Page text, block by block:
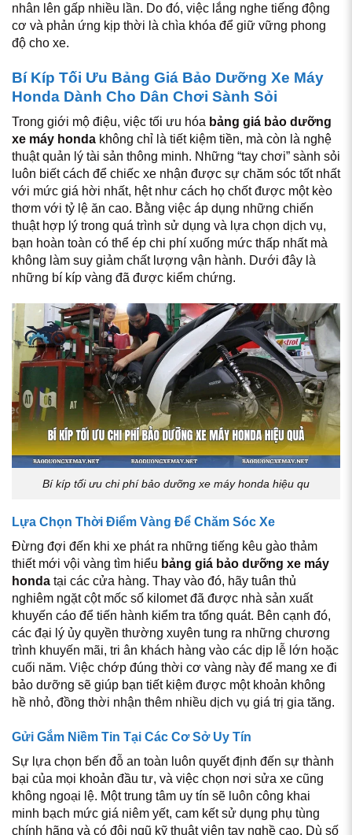
nhân lên gấp nhiều lần. Do đó, việc lắng nghe tiếng động
cơ và phản ứng kịp thời là chìa khóa để giữ vững phong
độ cho xe.
Bí Kíp Tối Ưu Bảng Giá Bảo Dưỡng Xe Máy
Honda Dành Cho Dân Chơi Sành Sỏi
Trong giới mộ điệu, việc tối ưu hóa bảng giá bảo dưỡng
xe máy honda không chỉ là tiết kiệm tiền, mà còn là nghệ
thuật quản lý tài sản thông minh. Những “tay chơi” sành sỏi
luôn biết cách để chiếc xe nhận được sự chăm sóc tốt nhất
với mức giá hời nhất, hệt như cách họ chốt được một kèo
thơm với tỷ lệ ăn cao. Bằng việc áp dụng những chiến
thuật hợp lý trong quá trình sử dụng và lựa chọn dịch vụ,
bạn hoàn toàn có thể ép chi phí xuống mức thấp nhất mà
không làm suy giảm chất lượng vận hành. Dưới đây là
những bí kíp vàng đã được kiểm chứng.
Bí kíp tối ưu chi phí bảo dưỡng xe máy honda hiệu qu
Lựa Chọn Thời Điểm Vàng Để Chăm Sóc Xe
Đừng đợi đến khi xe phát ra những tiếng kêu gào thảm
thiết mới vội vàng tìm hiểu bảng giá bảo dưỡng xe máy
honda tại các cửa hàng. Thay vào đó, hãy tuân thủ
nghiêm ngặt cột mốc số kilomet đã được nhà sản xuất
khuyến cáo để tiến hành kiểm tra tổng quát. Bên cạnh đó,
các đại lý ủy quyền thường xuyên tung ra những chương
trình khuyến mãi, tri ân khách hàng vào các dịp lễ lớn hoặc
cuối năm. Việc chớp đúng thời cơ vàng này để mang xe đi
bảo dưỡng sẽ giúp bạn tiết kiệm được một khoản không
hề nhỏ, đồng thời nhận thêm nhiều dịch vụ giá trị gia tăng.
Gửi Gắm Niềm Tin Tại Các Cơ Sở Uy Tín
Sự lựa chọn bến đỗ an toàn luôn quyết định đến sự thành
bại của mọi khoản đầu tư, và việc chọn nơi sửa xe cũng
không ngoại lệ. Một trung tâm uy tín sẽ luôn công khai
minh bạch mức giá niêm yết, cam kết sử dụng phụ tùng
chính hãng và có đội ngũ kỹ thuật viên tay nghề cao. Dù số